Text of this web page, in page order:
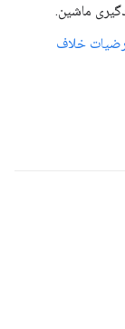
ماشین.
خلاف